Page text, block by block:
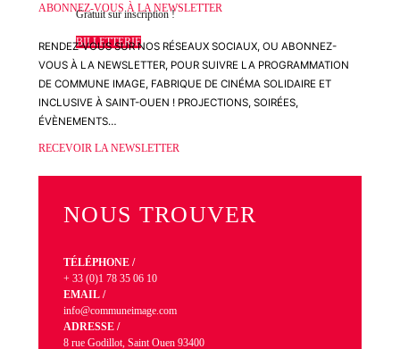
Gratuit sur inscription !
BILLETTERIE
ABONNEZ-VOUS À LA NEWSLETTER
RENDEZ-VOUS SUR NOS RÉSEAUX SOCIAUX, OU ABONNEZ-
VOUS À LA NEWSLETTER, POUR SUIVRE LA PROGRAMMATION
DE COMMUNE IMAGE, FABRIQUE DE CINÉMA SOLIDAIRE ET
INCLUSIVE À SAINT-OUEN ! PROJECTIONS, SOIRÉES,
ÉVÈNEMENTS…
RECEVOIR LA NEWSLETTER
NOUS TROUVER
TÉLÉPHONE /
+ 33 (0)1 78 35 06 10
EMAIL /
info@communeimage.com
ADRESSE /
8 rue Godillot, Saint Ouen 93400